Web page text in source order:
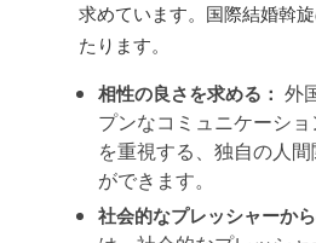
求めています。国際結婚斡
たります。
相性の良さを求める： 外
プンなコミュニケーシ
を重視する、独自の人
ができます。
社会的なプレッシャーか